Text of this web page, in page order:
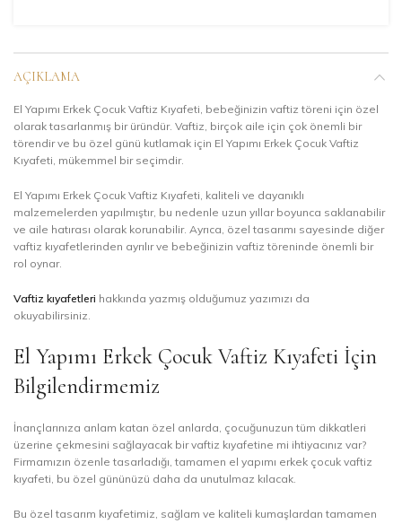
AÇIKLAMA
El Yapımı Erkek Çocuk Vaftiz Kıyafeti, bebeğinizin vaftiz töreni için özel
olarak tasarlanmış bir üründür. Vaftiz, birçok aile için çok önemli bir
törendir ve bu özel günü kutlamak için El Yapımı Erkek Çocuk Vaftiz
Kıyafeti, mükemmel bir seçimdir.
El Yapımı Erkek Çocuk Vaftiz Kıyafeti, kaliteli ve dayanıklı
malzemelerden yapılmıştır, bu nedenle uzun yıllar boyunca saklanabilir
ve aile hatırası olarak korunabilir. Ayrıca, özel tasarımı sayesinde diğer
vaftiz kıyafetlerinden ayrılır ve bebeğinizin vaftiz töreninde önemli bir
rol oynar.
Vaftiz kıyafetleri hakkında yazmış olduğumuz yazımızı da
okuyabilirsiniz.
El Yapımı Erkek Çocuk Vaftiz Kıyafeti İçin
Bilgilendirmemiz
İnançlarınıza anlam katan özel anlarda, çocuğunuzun tüm dikkatleri
üzerine çekmesini sağlayacak bir vaftiz kıyafetine mi ihtiyacınız var?
Firmamızın özenle tasarladığı, tamamen el yapımı erkek çocuk vaftiz
kıyafeti, bu özel gününüzü daha da unutulmaz kılacak.
Bu özel tasarım kıyafetimiz, sağlam ve kaliteli kumaşlardan tamamen